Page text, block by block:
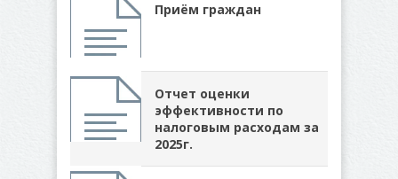
Приём граждан
Отчет оценки
эффективности по
налоговым расходам за
2025г.